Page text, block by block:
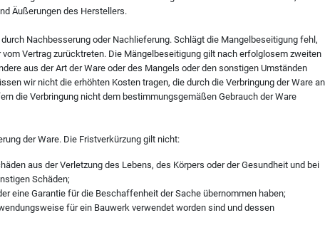
Äußerungen des Herstellers.
Nachbesserung oder Nachlieferung. Schlägt die Mangelbeseitigung fehl,
Vertrag zurücktreten. Die Mängelbeseitigung gilt nach erfolglosem zweiten
aus der Art der Ware oder des Mangels oder den sonstigen Umständen
wir nicht die erhöhten Kosten tragen, die durch die Verbringung der Ware an
die Verbringung nicht dem bestimmungsgemäßen Gebrauch der Ware
der Ware. Die Fristverkürzung gilt nicht:
aus der Verletzung des Lebens, des Körpers oder der Gesundheit und bei
Schäden;
eine Garantie für die Beschaffenheit der Sache übernommen haben;
für ein Bauwerk verwendet worden sind und dessen